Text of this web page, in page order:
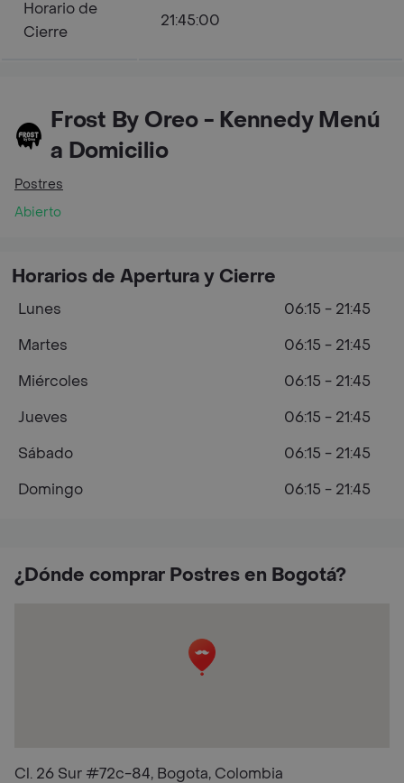
Horario de
Cierre
21:45:00
Frost By Oreo - Kennedy Menú
a Domicilio
Postres
Abierto
¿Dónde comprar Postres en Bogotá?
Cl. 26 Sur #72c-84, Bogota, Colombia
Horarios de Apertura y Cierre
Lunes
06:15 - 21:45
Martes
06:15 - 21:45
Miércoles
06:15 - 21:45
Jueves
06:15 - 21:45
Sábado
06:15 - 21:45
Domingo
06:15 - 21:45